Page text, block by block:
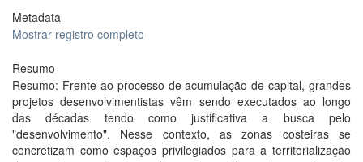
Metadata
Mostrar registro completo
Resumo
Resumo: Frente ao processo de acumulação de capital, grandes
projetos desenvolvimentistas vêm sendo executados ao longo
das décadas tendo como justificativa a busca pelo
"desenvolvimento". Nesse contexto, as zonas costeiras se
concretizam como espaços privilegiados para a territorialização